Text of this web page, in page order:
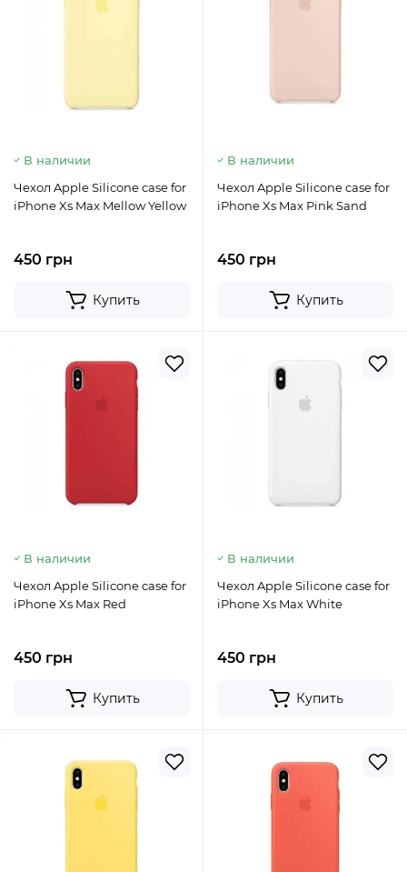
В наличии
Чехол Apple Silicone case for
iPhone Xs Max Mellow Yellow
450 грн
Купить
В наличии
Чехол Apple Silicone case for
iPhone Xs Max Pink Sand
450 грн
Купить
В наличии
Чехол Apple Silicone case for
iPhone Xs Max Red
450 грн
Купить
В наличии
Чехол Apple Silicone case for
iPhone Xs Max White
450 грн
Купить